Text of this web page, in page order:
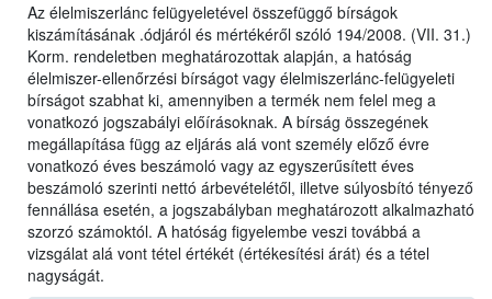
Az élelmiszerlánc felügyeletével összefüggő bírságok
kiszámításának .ódjáról és mértékéről szóló 194/2008. (VII. 31.)
Korm. rendeletben meghatározottak alapján, a hatóság
élelmiszer-ellenőrzési bírságot vagy élelmiszerlánc-felügyeleti
bírságot szabhat ki, amennyiben a termék nem felel meg a
vonatkozó jogszabályi előírásoknak. A bírság összegének
megállapítása függ az eljárás alá vont személy előző évre
vonatkozó éves beszámoló vagy az egyszerűsített éves
beszámoló szerinti nettó árbevételétől, illetve súlyosbító tényező
fennállása esetén, a jogszabályban meghatározott alkalmazható
szorzó számoktól. A hatóság figyelembe veszi továbbá a
vizsgálat alá vont tétel értékét (értékesítési árát) és a tétel
nagyságát.